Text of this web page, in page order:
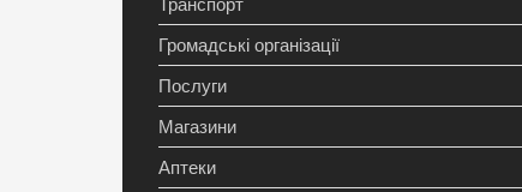
Громадські організації
Послуги
Магазини
Аптеки